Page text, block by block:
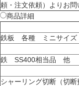
頼・注文依頼）よりお問
商品詳細
鉄板 各種 ミニサイズ
鉄 SS400相当品 他
シャーリング切断（切断